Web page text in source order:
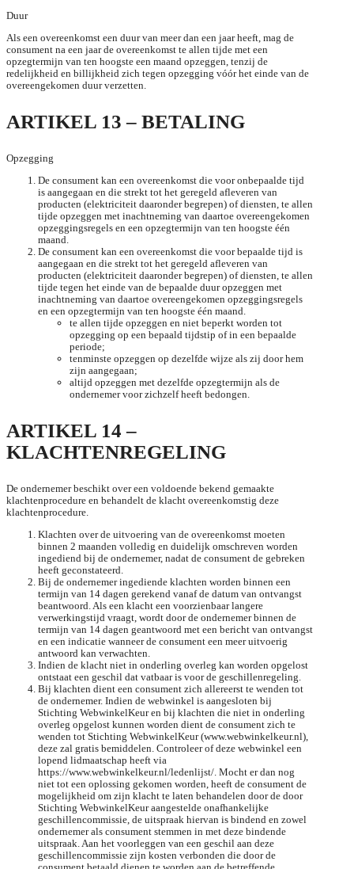
Duur
Als een overeenkomst een duur van meer dan een jaar heeft, mag de
consument na een jaar de overeenkomst te allen tijde met een
opzegtermijn van ten hoogste een maand opzeggen, tenzij de
redelijkheid en billijkheid zich tegen opzegging vóór het einde van de
overeengekomen duur verzetten.
ARTIKEL 13 – BETALING
Opzegging
De consument kan een overeenkomst die voor onbepaalde tijd
is aangegaan en die strekt tot het geregeld afleveren van
producten (elektriciteit daaronder begrepen) of diensten, te allen
tijde opzeggen met inachtneming van daartoe overeengekomen
opzeggingsregels en een opzegtermijn van ten hoogste één
maand.
De consument kan een overeenkomst die voor bepaalde tijd is
aangegaan en die strekt tot het geregeld afleveren van
producten (elektriciteit daaronder begrepen) of diensten, te allen
tijde tegen het einde van de bepaalde duur opzeggen met
inachtneming van daartoe overeengekomen opzeggingsregels
en een opzegtermijn van ten hoogste één maand.
te allen tijde opzeggen en niet beperkt worden tot
opzegging op een bepaald tijdstip of in een bepaalde
periode;
tenminste opzeggen op dezelfde wijze als zij door hem
zijn aangegaan;
altijd opzeggen met dezelfde opzegtermijn als de
ondernemer voor zichzelf heeft bedongen.
ARTIKEL 14 –
KLACHTENREGELING
De ondernemer beschikt over een voldoende bekend gemaakte
klachtenprocedure en behandelt de klacht overeenkomstig deze
klachtenprocedure.
Klachten over de uitvoering van de overeenkomst moeten
binnen 2 maanden volledig en duidelijk omschreven worden
ingediend bij de ondernemer, nadat de consument de gebreken
heeft geconstateerd.
Bij de ondernemer ingediende klachten worden binnen een
termijn van 14 dagen gerekend vanaf de datum van ontvangst
beantwoord. Als een klacht een voorzienbaar langere
verwerkingstijd vraagt, wordt door de ondernemer binnen de
termijn van 14 dagen geantwoord met een bericht van ontvangst
en een indicatie wanneer de consument een meer uitvoerig
antwoord kan verwachten.
Indien de klacht niet in onderling overleg kan worden opgelost
ontstaat een geschil dat vatbaar is voor de geschillenregeling.
Bij klachten dient een consument zich allereerst te wenden tot
de ondernemer. Indien de webwinkel is aangesloten bij
Stichting WebwinkelKeur en bij klachten die niet in onderling
overleg opgelost kunnen worden dient de consument zich te
wenden tot Stichting WebwinkelKeur (www.webwinkelkeur.nl),
deze zal gratis bemiddelen. Controleer of deze webwinkel een
lopend lidmaatschap heeft via
https://www.webwinkelkeur.nl/ledenlijst/. Mocht er dan nog
niet tot een oplossing gekomen worden, heeft de consument de
mogelijkheid om zijn klacht te laten behandelen door de door
Stichting WebwinkelKeur aangestelde onafhankelijke
geschillencommissie, de uitspraak hiervan is bindend en zowel
ondernemer als consument stemmen in met deze bindende
uitspraak. Aan het voorleggen van een geschil aan deze
geschillencommissie zijn kosten verbonden die door de
consument betaald dienen te worden aan de betreffende